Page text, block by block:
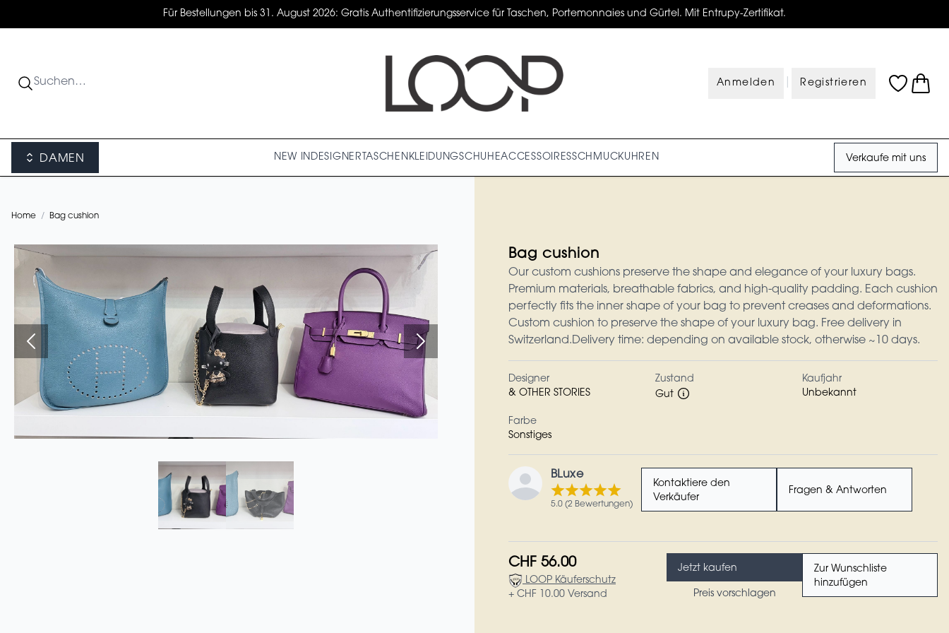
Für Bestellungen bis 31. August 2026: Gratis Authentifizierungsservice für Taschen, Portemonnaies und Gürtel. Mit Entrupy-Zertifikat.
Anmelden Registrieren
DAMEN NEW INDESIGNER TASCHENKLEIDUNGSCHUHEACCESSOIRESSCHMUCKUHREN Verkaufe mit uns
Home / Bag cushion
Bag cushion
Our custom cushions preserve the shape and elegance of your luxury bags.
Premium materials, breathable fabrics, and high-quality padding. Each cushion
perfectly fits the inner shape of your bag to prevent creases and deformations.
Custom cushion to preserve the shape of your luxury bag. Free delivery in
Switzerland.Delivery time: depending on available stock, otherwise ~10 days.
Designer
& OTHER STORIES
Zustand
Gut
Kaufjahr
Unbekannt
Farbe
Sonstiges
BLuxe
5.0 (2 Bewertungen)
Kontaktiere den
Verkäufer
Fragen & Antworten
CHF 56.00
LOOP Käuferschutz
+ CHF 10.00 Versand
Jetzt kaufen
Preis vorschlagen
Zur Wunschliste
hinzufügen